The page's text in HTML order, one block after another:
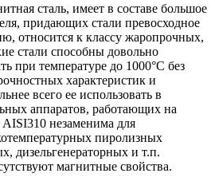
сталь, имеет в составе большое
придающих стали превосходное
относится к классу жаропрочных,
стали способны довольно
при температуре до 1000°С без
характеристик и
всего ее использовать в
аппаратов, работающих на
AISI310 незаменима для
пиролизных
дизельгенераторных и т.п.
магнитные свойства.